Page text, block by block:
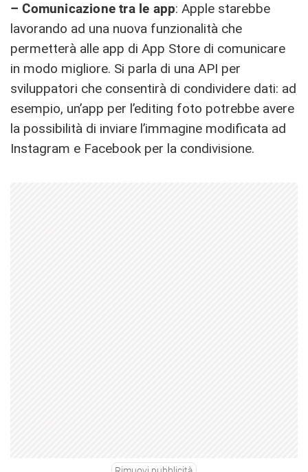
– Comunicazione tra le app: Apple starebbe
lavorando ad una nuova funzionalità che
permetterà alle app di App Store di comunicare
in modo migliore. Si parla di una API per
sviluppatori che consentirà di condividere dati: ad
esempio, un’app per l’editing foto potrebbe avere
la possibilità di inviare l’immagine modificata ad
Instagram e Facebook per la condivisione.